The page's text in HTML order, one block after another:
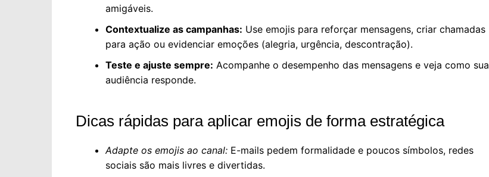
amigáveis.
Contextualize as campanhas: Use emojis para reforçar mensagens, criar chamadas
para ação ou evidenciar emoções (alegria, urgência, descontração).
Teste e ajuste sempre: Acompanhe o desempenho das mensagens e veja como sua
audiência responde.
Dicas rápidas para aplicar emojis de forma estratégica
Adapte os emojis ao canal: E-mails pedem formalidade e poucos símbolos, redes
sociais são mais livres e divertidas.